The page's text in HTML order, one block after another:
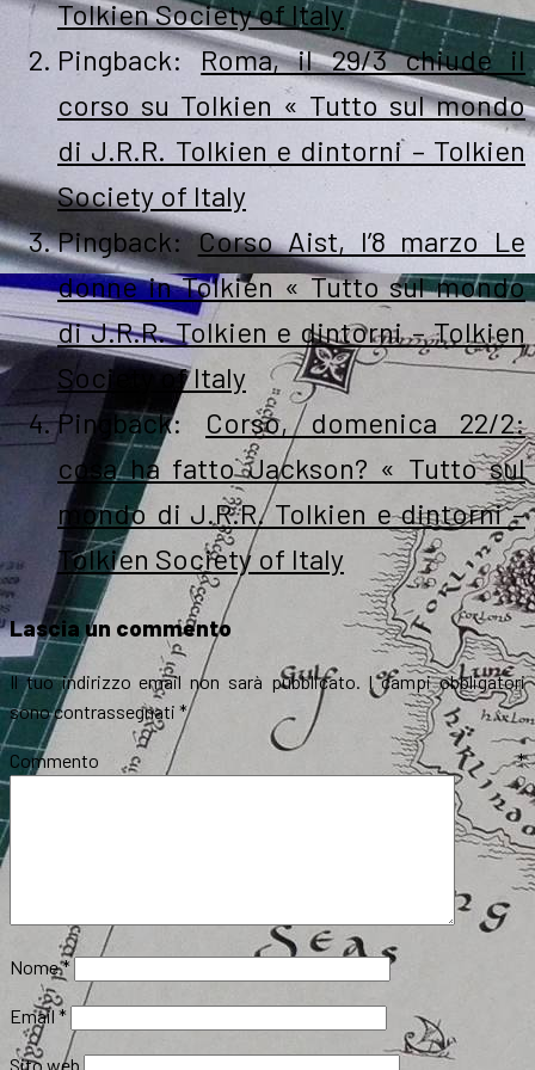
Tolkien Society of Italy
Pingback:Roma, il 29/3 chiude il
corso su Tolkien « Tutto sul mondo
di J.R.R. Tolkien e dintorni – Tolkien
Society of Italy
Pingback:Corso Aist, l’8 marzo Le
donne in Tolkien « Tutto sul mondo
di J.R.R. Tolkien e dintorni – Tolkien
Society of Italy
Pingback: Corso, domenica 22/2:
cosa ha fatto Jackson? « Tutto sul
mondo di J.R.R. Tolkien e dintorni –
Tolkien Society of Italy
Lascia un commento
Il tuo indirizzo email non sarà pubblicato. I campi obbligatori
sono contrassegnati *
Commento*
Nome*
Email *
Sito web